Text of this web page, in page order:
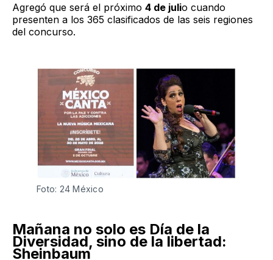
Agregó que será el próximo 4 de julio cuando
presenten a los 365 clasificados de las seis regiones
del concurso.
Foto: 24 México
Mañana no solo es Día de la
Diversidad, sino de la libertad:
Sheinbaum